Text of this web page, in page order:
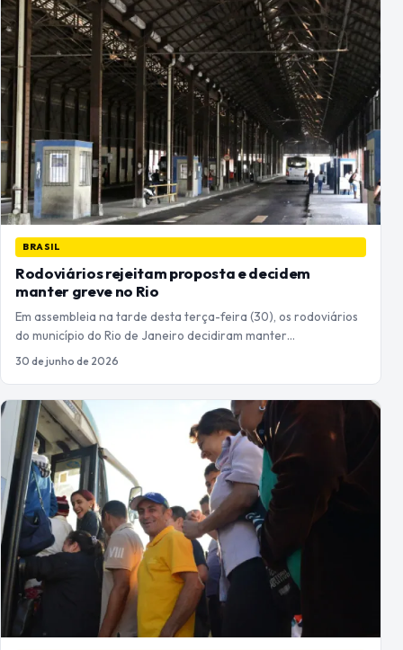
BRASIL
Rodoviários rejeitam proposta e decidem
manter greve no Rio
Em assembleia na tarde desta terça-feira (30), os rodoviários
do município do Rio de Janeiro decidiram manter…
30 de junho de 2026